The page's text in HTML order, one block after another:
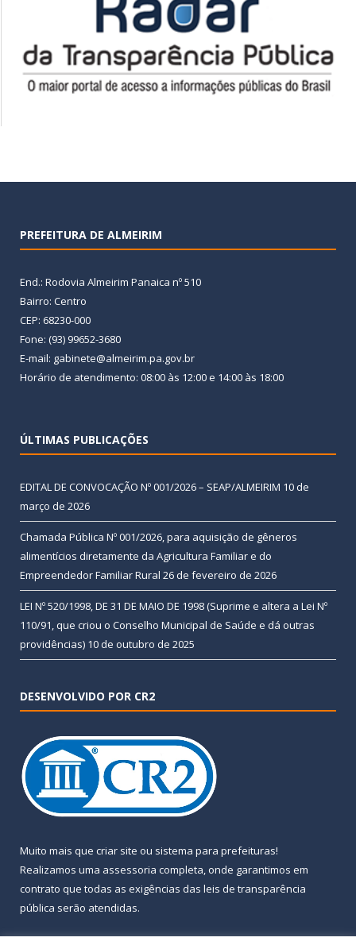
PREFEITURA DE ALMEIRIM
End.: Rodovia Almeirim Panaica nº 510
Bairro: Centro
CEP: 68230-000
Fone: (93) 99652-3680
E-mail: gabinete@almeirim.pa.gov.br
Horário de atendimento: 08:00 às 12:00 e 14:00 às 18:00
ÚLTIMAS PUBLICAÇÕES
EDITAL DE CONVOCAÇÃO Nº 001/2026 – SEAP/ALMEIRIM 10 de
março de 2026
Chamada Pública Nº 001/2026, para aquisição de gêneros
alimentícios diretamente da Agricultura Familiar e do
Empreendedor Familiar Rural 26 de fevereiro de 2026
LEI Nº 520/1998, DE 31 DE MAIO DE 1998 (Suprime e altera a Lei Nº
110/91, que criou o Conselho Municipal de Saúde e dá outras
providências) 10 de outubro de 2025
DESENVOLVIDO POR CR2
Muito mais que criar site ou sistema para prefeituras!
Realizamos uma assessoria completa, onde garantimos em
contrato que todas as exigências das leis de transparência
pública serão atendidas.